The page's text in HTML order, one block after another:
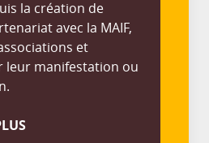
la création de
avec la MAIF,
et
leur manifestation ou